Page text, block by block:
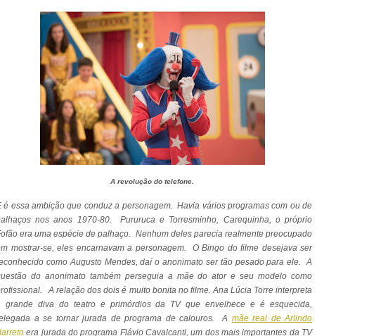
A revolução do telefone.
é essa ambição que conduz a personagem. Havia vários programas com ou de
nos anos 1970-80. Pururuca e Torresminho, Carequinha, o próprio
era uma espécie de palhaço. Nenhum deles parecia realmente preocupado
mostrar-se, eles encarnavam a personagem. O Bingo do filme desejava ser
como Augusto Mendes, daí o anonimato ser tão pesado para ele. A
do anonimato também perseguia a mãe do ator e seu modelo como
A relação dos dois é muito bonita no filme. Ana Lúcia Torre interpreta
grande diva do teatro e primórdios da TV que envelhece e é esquecida,
a se tornar jurada de programa de calouros. A mãe real de Arlindo
era jurada do programa Flávio Cavalcanti, um dos mais importantes da TV